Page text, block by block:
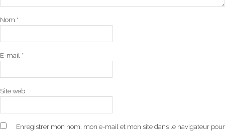
Nom *
E-mail *
Site web
Enregistrer mon nom, mon e-mail et mon site dans le navigateur pour